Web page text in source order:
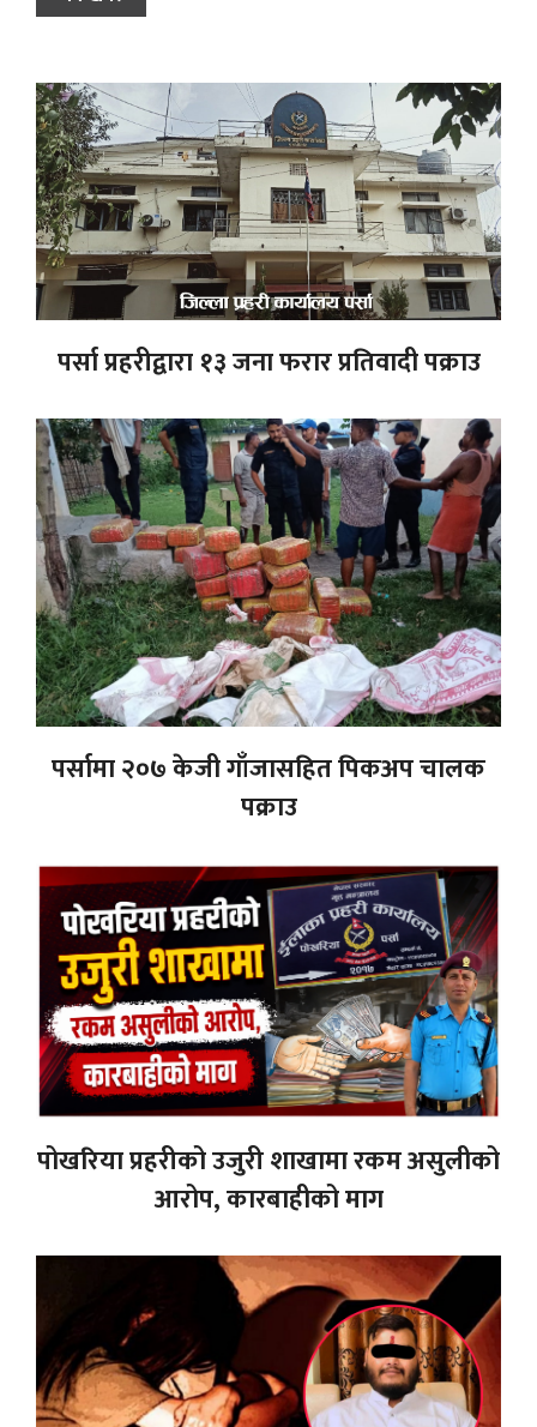
पर्सा प्रहरीद्वारा १३ जना फरार प्रतिवादी पक्राउ
पर्सामा २०७ केजी गाँजासहित पिकअप चालक
पक्राउ
पोखरिया प्रहरीको उजुरी शाखामा रकम असुलीको
आरोप, कारबाहीको माग